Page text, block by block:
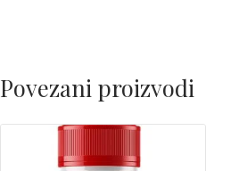
Povezani proizvodi